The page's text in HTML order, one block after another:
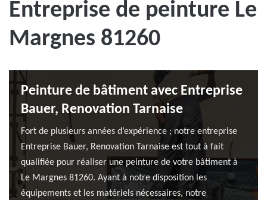
Entreprise de peinture Le
Margnes 81260
Peinture de bâtiment avec Entreprise
Bauer, Renovation Tarnaise
Fort de plusieurs années d’expérience ; notre entreprise
Entreprise Bauer, Renovation Tarnaise est tout à fait
qualifiée pour réaliser une peinture de votre bâtiment à
Le Margnes 81260. Ayant à notre disposition les
équipements et les matériels nécessaires, notre